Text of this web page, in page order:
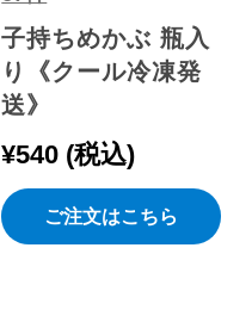
子持ちめかぶ 瓶入
り《クール冷凍発
送》
¥540 税込
ご注文はこちら